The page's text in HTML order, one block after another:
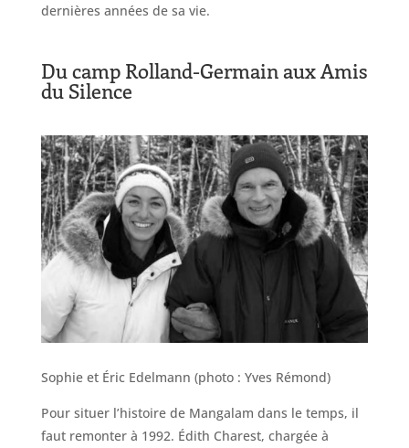
dernières années de sa vie.
Du camp Rolland-Germain aux Amis
du Silence
Sophie et Éric Edelmann (photo : Yves Rémond)
Pour situer l’histoire de Mangalam dans le temps, il
faut remonter à 1992. Édith Charest, chargée à